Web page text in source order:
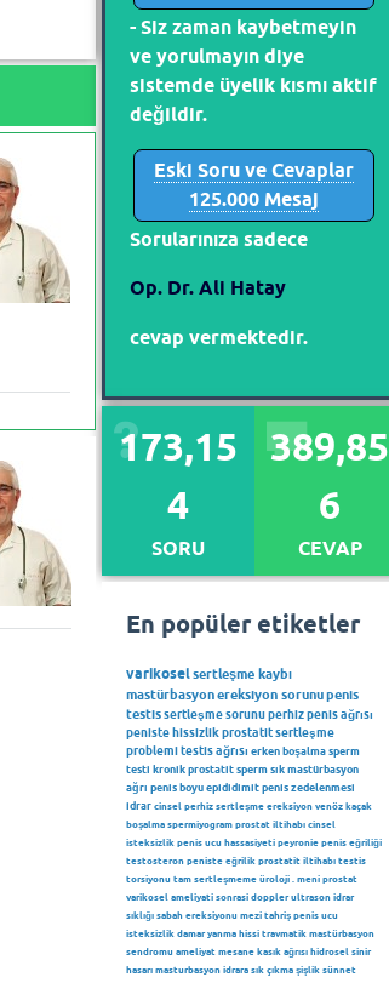
- Siz zaman kaybetmeyin
ve yorulmayın diye
sistemde üyelik kısmı aktif
değildir.
Eski Soru ve Cevaplar
125.000 Mesaj
Sorularınıza sadece
Op. Dr. Ali Hatay
cevap vermektedir.
173,15
4
SORU
389,85
6
CEVAP
En popüler etiketler
varikoselsertleşme kaybı
mastürbasyonereksiyon sorunupenis
testissertleşme sorunuperhizpenis ağrısı
peniste hissizlikprostatitsertleşme
problemitestis ağrısı erken boşalmasperm
testi kronik prostatitspermsık mastürbasyon
ağrı penis boyuepididimitpenis zedelenmesi
idrar cinsel perhiz sertleşme ereksiyon venöz kaçak
boşalma spermiyogram prostat iltihabı cinsel
isteksizlik penis ucu hassasiyeti peyronie penis eğriliği
testosteron peniste eğrilik prostatit iltihabı testis
torsiyonu tam sertleşmeme üroloji meni prostat
varikosel ameliyati sonrasi doppler ultrason idrar
sıklığı sabah ereksiyonu mezi tahriş penis ucu
isteksizlik damar yanma hissi travmatik mastürbasyon
sendromu ameliyat mesane kasık ağrısı hidrosel sinir
hasarı masturbasyon idrara sık çıkma şişlik sünnet